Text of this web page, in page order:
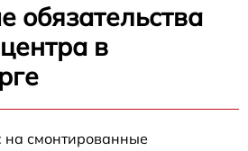
обязательства
в
на смонтированные